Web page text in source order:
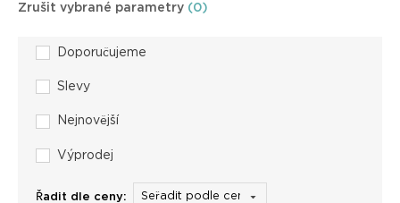
Zrušit vybrané parametry (0)
Doporučujeme
Slevy
Nejnovější
Výprodej
Řadit dle ceny: